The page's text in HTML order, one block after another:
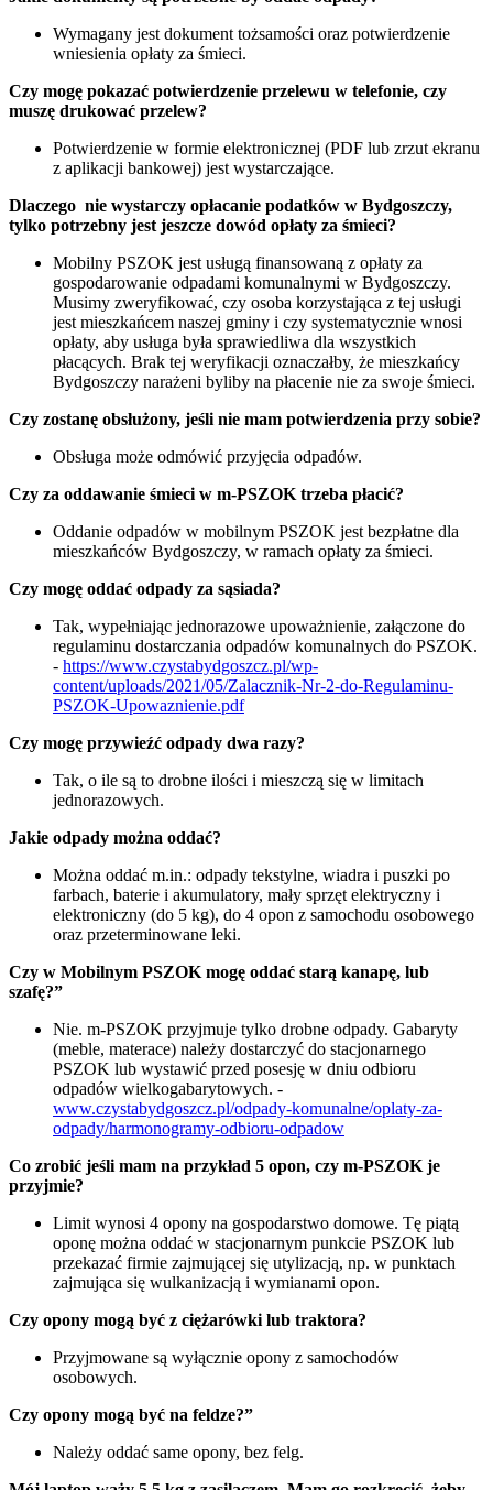
Wymagany jest dokument tożsamości oraz potwierdzenie
wniesienia opłaty za śmieci.
Czy mogę pokazać potwierdzenie przelewu w telefonie, czy
muszę drukować przelew?
Potwierdzenie w formie elektronicznej (PDF lub zrzut ekranu
z aplikacji bankowej) jest wystarczające.
Dlaczego nie wystarczy opłacanie podatków w Bydgoszczy,
tylko potrzebny jest jeszcze dowód opłaty za śmieci?
Mobilny PSZOK jest usługą finansowaną z opłaty za
gospodarowanie odpadami komunalnymi w Bydgoszczy.
Musimy zweryfikować, czy osoba korzystająca z tej usługi
jest mieszkańcem naszej gminy i czy systematycznie wnosi
opłaty, aby usługa była sprawiedliwa dla wszystkich
płacących. Brak tej weryfikacji oznaczałby, że mieszkańcy
Bydgoszczy narażeni byliby na płacenie nie za swoje śmieci.
Czy zostanę obsłużony, jeśli nie mam potwierdzenia przy sobie?
Obsługa może odmówić przyjęcia odpadów.
Czy za oddawanie śmieci w m-PSZOK trzeba płacić?
Oddanie odpadów w mobilnym PSZOK jest bezpłatne dla
mieszkańców Bydgoszczy, w ramach opłaty za śmieci.
Czy mogę oddać odpady za sąsiada?
Tak, wypełniając jednorazowe upoważnienie, załączone do
regulaminu dostarczania odpadów komunalnych do PSZOK.
- https://www.czystabydgoszcz.pl/wp-
content/uploads/2021/05/Zalacznik-Nr-2-do-Regulaminu-
PSZOK-Upowaznienie.pdf
Czy mogę przywieźć odpady dwa razy?
Tak, o ile są to drobne ilości i mieszczą się w limitach
jednorazowych.
Jakie odpady można oddać?
Można oddać m.in.: odpady tekstylne, wiadra i puszki po
farbach, baterie i akumulatory, mały sprzęt elektryczny i
elektroniczny (do 5 kg), do 4 opon z samochodu osobowego
oraz przeterminowane leki.
Czy w Mobilnym PSZOK mogę oddać starą kanapę, lub
szafę?”
Nie. m-PSZOK przyjmuje tylko drobne odpady. Gabaryty
(meble, materace) należy dostarczyć do stacjonarnego
PSZOK lub wystawić przed posesję w dniu odbioru
odpadów wielkogabarytowych. -
www.czystabydgoszcz.pl/odpady-komunalne/oplaty-za-
odpady/harmonogramy-odbioru-odpadow
Co zrobić jeśli mam na przykład 5 opon, czy m-PSZOK je
przyjmie?
Limit wynosi 4 opony na gospodarstwo domowe. Tę piątą
oponę można oddać w stacjonarnym punkcie PSZOK lub
przekazać firmie zajmującej się utylizacją, np. w punktach
zajmująca się wulkanizacją i wymianami opon.
Czy opony mogą być z ciężarówki lub traktora?
Przyjmowane są wyłącznie opony z samochodów
osobowych.
Czy opony mogą być na feldze?”
Należy oddać same opony, bez felg.